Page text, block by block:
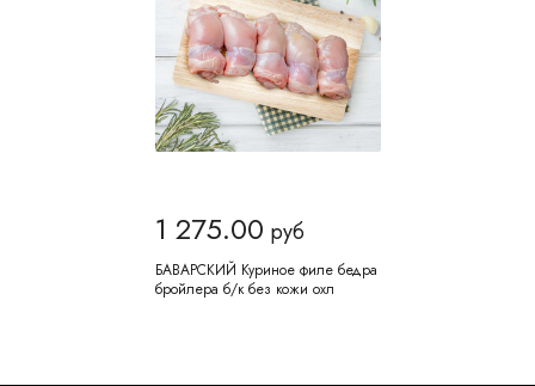
1 275.00 руб
БАВАРСКИЙ Куриное филе бедра
бройлера б/к без кожи охл